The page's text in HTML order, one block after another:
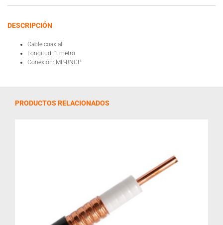
DESCRIPCIÓN
Cable coaxial
Longitud: 1 metro
Conexión: MP-BNCP
PRODUCTOS RELACIONADOS